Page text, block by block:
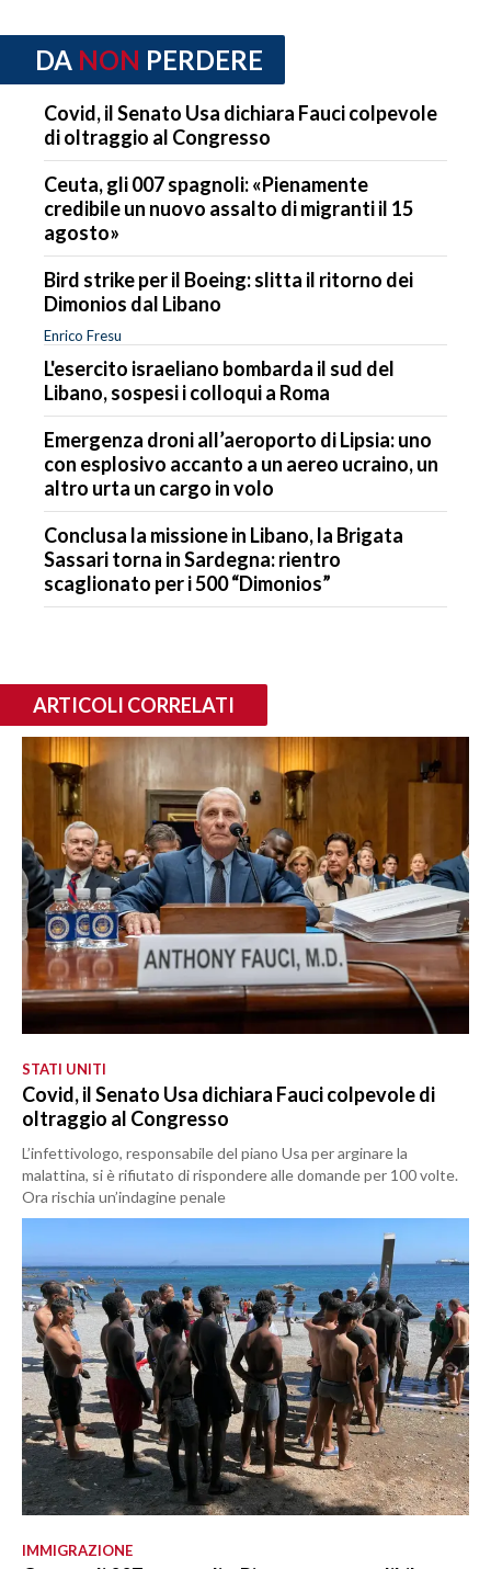
DA NON PERDERE
Covid, il Senato Usa dichiara Fauci colpevole
di oltraggio al Congresso
Ceuta, gli 007 spagnoli: «Pienamente
credibile un nuovo assalto di migranti il 15
agosto»
Bird strike per il Boeing: slitta il ritorno dei
Dimonios dal Libano
Enrico Fresu
L'esercito israeliano bombarda il sud del
Libano, sospesi i colloqui a Roma
Emergenza droni all’aeroporto di Lipsia: uno
con esplosivo accanto a un aereo ucraino, un
altro urta un cargo in volo
Conclusa la missione in Libano, la Brigata
Sassari torna in Sardegna: rientro
scaglionato per i 500 “Dimonios”
ARTICOLI CORRELATI
STATI UNITI
Covid, il Senato Usa dichiara Fauci colpevole di
oltraggio al Congresso
L’infettivologo, responsabile del piano Usa per arginare la
malattina, si è rifiutato di rispondere alle domande per 100 volte.
Ora rischia un’indagine penale
IMMIGRAZIONE